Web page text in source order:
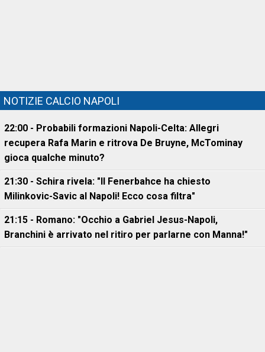
NOTIZIE CALCIO NAPOLI
22:00 - Probabili formazioni Napoli-Celta: Allegri
recupera Rafa Marin e ritrova De Bruyne, McTominay
gioca qualche minuto?
21:30 - Schira rivela: "Il Fenerbahce ha chiesto
Milinkovic-Savic al Napoli! Ecco cosa filtra"
21:15 - Romano: "Occhio a Gabriel Jesus-Napoli,
Branchini è arrivato nel ritiro per parlarne con Manna!"